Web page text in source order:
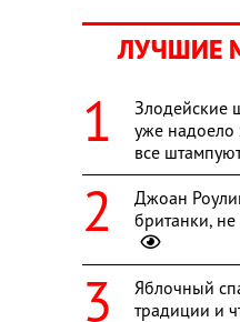
ЛУЧШИЕ
Злодейские
уже
все
Джоан
британки, не
Яблочный
традиции и